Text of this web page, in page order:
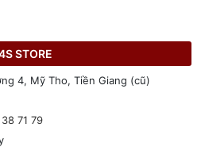
STORE
4, Mỹ Tho, Tiền Giang (cũ)
71 79